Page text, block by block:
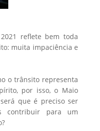
reflete bem toda
muita impaciência e
o trânsito representa
por isso, o Maio
que é preciso ser
contribuir para um